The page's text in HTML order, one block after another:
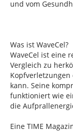
und vom
Was ist WaveCel?
WaveCel ist eine
Vergleich zu
kann. Seine
funktioniert wie
die
Eine TIME